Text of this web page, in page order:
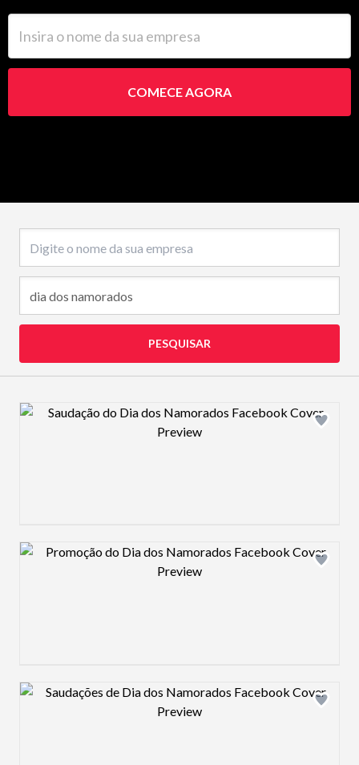
COMECE AGORA
PESQUISAR
Design preview image
Design preview image
Design preview image